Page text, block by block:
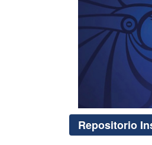
Repositorio